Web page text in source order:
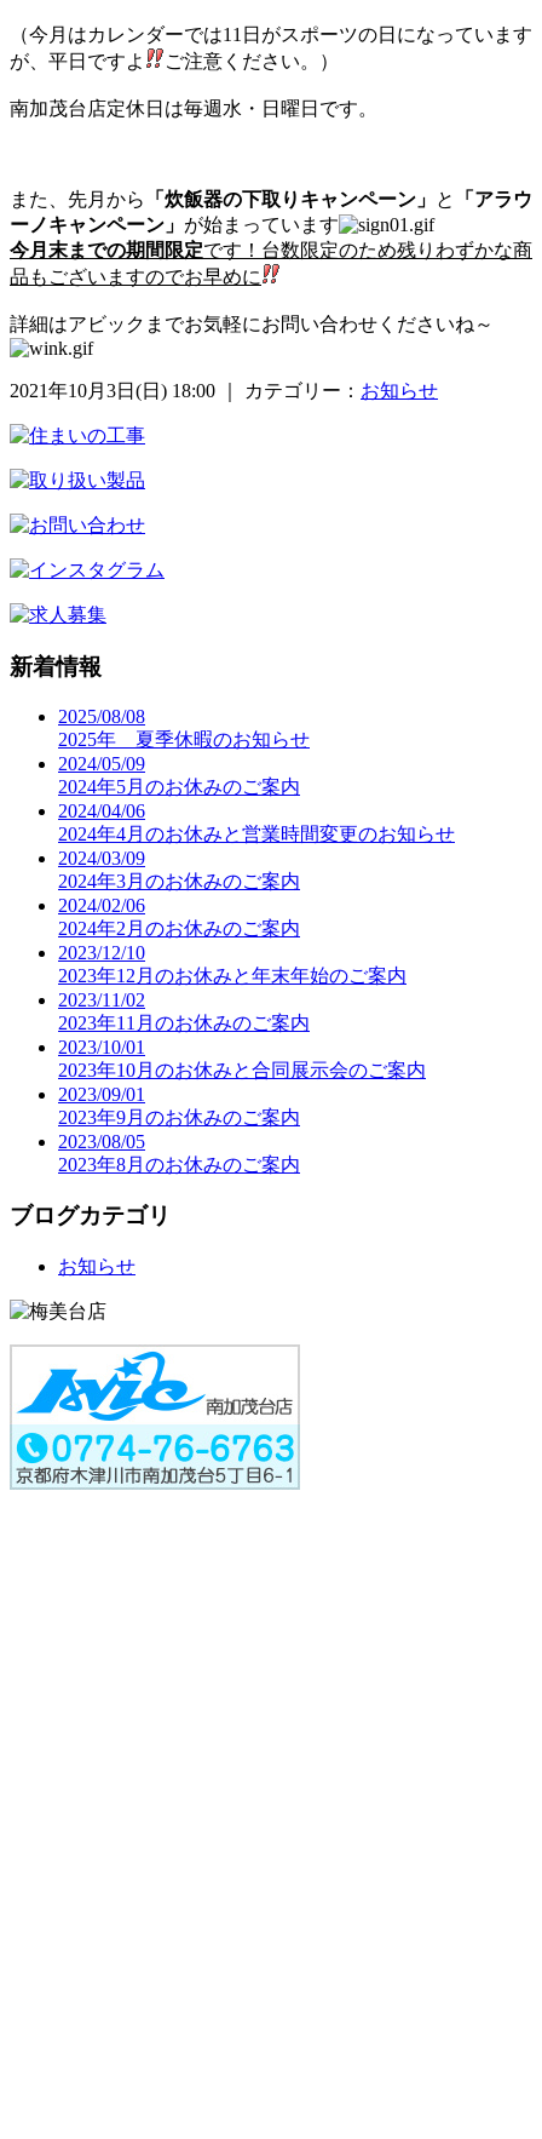
（今月はカレンダーでは11日がスポーツの日になっています
が、平日ですよ
ご注意ください。）
南加茂台店定休日は毎週水・日曜日です。
また、先月から 「炊飯器の下取りキャンペーン」 と
「アラウ
ーノキャンペーン」 が始まっています
今月末までの期間限定です！台数限定のため残りわずかな商
品もございますのでお早めに
詳細はアビックまでお気軽にお問い合わせくださいね～
2021年10月3日(日) 18:00 ｜ カテゴリー： お知らせ
新着情報
2025/08/08
2025年 夏季休暇のお知らせ
2024/05/09
2024年5月のお休みのご案内
2024/04/06
2024年4月のお休みと営業時間変更のお知らせ
2024/03/09
2024年3月のお休みのご案内
2024/02/06
2024年2月のお休みのご案内
2023/12/10
2023年12月のお休みと年末年始のご案内
2023/11/02
2023年11月のお休みのご案内
2023/10/01
2023年10月のお休みと合同展示会のご案内
2023/09/01
2023年9月のお休みのご案内
2023/08/05
2023年8月のお休みのご案内
ブログカテゴリ
お知らせ